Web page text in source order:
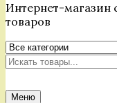
Интернет-магазин
товаров
Искать
Меню